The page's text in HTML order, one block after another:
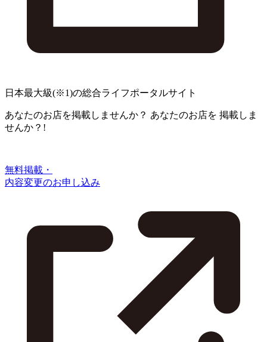
日本最大級(※1)の総合ライフポータルサイト
あなたのお店を掲載しませんか？ あなたのお店を 掲載しま
せんか？!
無料掲載・
内容変更のお申し込み